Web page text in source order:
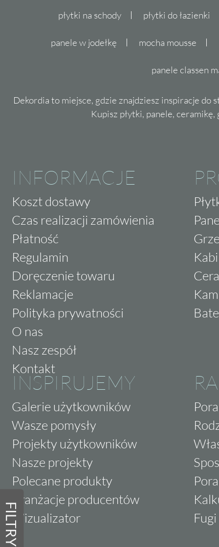
FILTRY
płytki na schody płytki do łazienki
panele w jodełkę mocha mousse
panele classen
Dekordia to miejsce, gdzie znajdziesz inspiracje do
Kupisz płytki, panele,
INFORMACJE
Koszt dostawy
Czas realizacji zamówienia
Płatność
Regulamin
Doręczenie towaru
Reklamacje
Polityka prywatności
O nas
Nasz zespół
Kontakt
INSPIRUJEMY
Galerie użytkowników
Wasze pomysły
Projekty użytkowników
Nasze projekty
Polecane produkty
Aranżacje producentów
Wizualizator